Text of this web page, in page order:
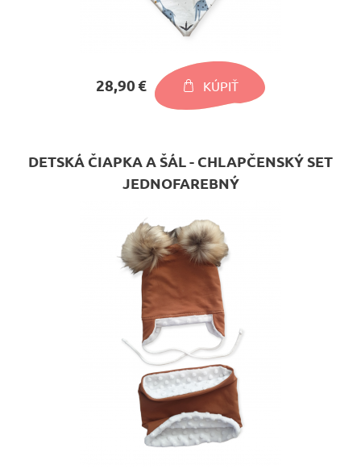
28,90 € KÚPIŤ
DETSKÁ ČIAPKA A ŠÁL - CHLAPČENSKÝ SET
JEDNOFAREBNÝ